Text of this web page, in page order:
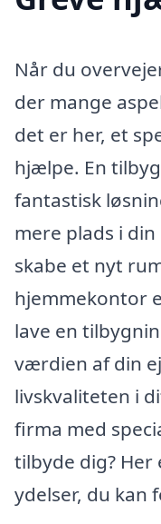
Når du
der mange
det er her, et
hjælpe. En
fantastisk
mere plads i
skabe et nyt
hjemmekontor
lave en
værdien af din
livskvaliteten i
firma med
tilbyde dig? Her
ydelser, du kan